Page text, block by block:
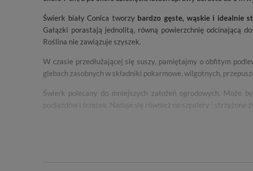
Świerk biały Conica tworzy bardzo gęste, wąskie i idealnie
Gałązki porastają jednolitą, równą powierzchnię odcinającą
Roślina nie zawiązuje szyszek.
W czasie przedłużającej się suszy, pamiętajmy o obfitym
glebach zasobnych w składniki pokarmowe, wilgotnych,
Świerk polecany do mniejszych założeń ogrodowych. Może
podjazdów i ścieżek. Nadaje się również na szpalery i strzyżone